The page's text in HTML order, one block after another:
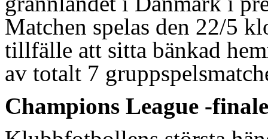
Matchen spelas den 22/5
tillfälle att sitta bänkad
av totalt 7
Champions League -